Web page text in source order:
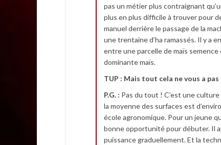
pas un métier plus contraignant
plus en plus difficile à trouver pour
manuel derrière le passage de la
une trentaine d’ha ramassés. Il y a
entre une parcelle de maïs
dominante maïs.
TUP : Mais tout cela ne vous a
P.G. : Pas du tout ! C’est une
la moyenne des surfaces est
école agronomique. Pour un jeune
bonne opportunité pour débuter. Il
puissance graduellement. Et la